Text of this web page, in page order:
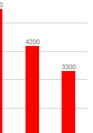
4200
3300